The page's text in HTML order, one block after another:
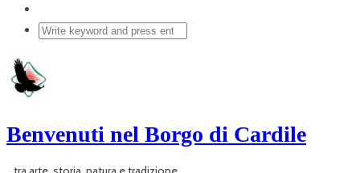
Benvenuti nel Borgo di Cardile